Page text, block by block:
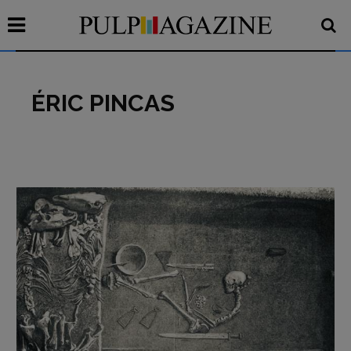
Interviste
RUBRICHE
Archeologie del
presente
Fumetti
Libro & Film
Pulp for kids
ÉRIC PINCAS